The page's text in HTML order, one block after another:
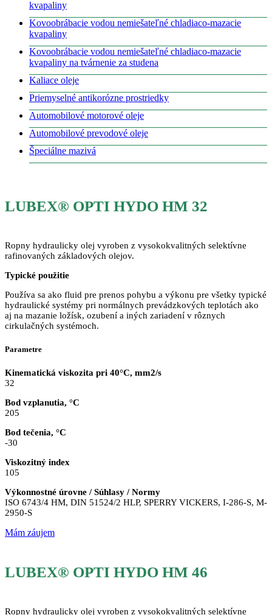
kvapaliny
Kovoobrábacie vodou nemiešateľné chladiaco-mazacie
kvapaliny
Kovoobrábacie vodou nemiešateľné chladiaco-mazacie
kvapaliny na tvárnenie za studena
Kaliace oleje
Priemyselné antikorózne prostriedky
Automobilové motorové oleje
Automobilové prevodové oleje
Špeciálne mazivá
LUBEX® OPTI HYDO HM 32
Ropny hydraulicky olej vyroben z vysokokvalitných selektívne
rafinovaných základových olejov.
Typické použitie
Používa sa ako fluid pre prenos pohybu a výkonu pre všetky typické
hydraulické systémy pri normálnych prevádzkových teplotách ako
aj na mazanie ložísk, ozubení a iných zariadení v rôznych
cirkulačných systémoch.
Parametre
Kinematická viskozita pri 40°C, mm2/s
32
Bod vzplanutia, °C
205
Bod tečenia, °C
-30
Viskozitný index
105
Výkonnostné úrovne / Súhlasy / Normy
ISO 6743/4 HM, DIN 51524/2 HLP, SPERRY VICKERS, I-286-S, M-
2950-S
Mám záujem
LUBEX® OPTI HYDO HM 46
Ropny hydraulicky olej vyroben z vysokokvalitných selektívne